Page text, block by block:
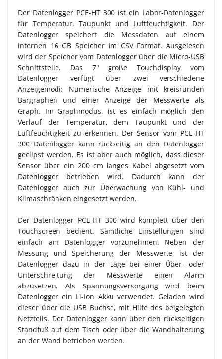
Der Datenlogger PCE-HT 300 ist ein Labor-Datenlogger
für Temperatur, Taupunkt und Luftfeuchtigkeit. Der
Datenlogger speichert die Messdaten auf einem
internen 16 GB Speicher im CSV Format. Ausgelesen
wird der Speicher vom Datenlogger über die Micro-USB
Schnittstelle. Das 7" große Touchdisplay vom
Datenlogger verfügt über zwei verschiedene
Anzeigemodi: Numerische Anzeige mit kreisrunden
Bargraphen und einer Anzeige der Messwerte als
Graph. Im Graphmodus, ist es einfach möglich den
Verlauf der Temperatur, dem Taupunkt und der
Luftfeuchtigkeit zu erkennen. Der Sensor vom PCE-HT
300 Datenlogger kann rückseitig an den Datenlogger
geclipst werden. Es ist aber auch möglich, dass dieser
Sensor über ein 200 cm langes Kabel abgesetzt vom
Datenlogger betrieben wird. Dadurch kann der
Datenlogger auch zur Überwachung von Kühl- und
Klimaschränken eingesetzt werden.
Der Datenlogger PCE-HT 300 wird komplett über den
Touchscreen bedient. Sämtliche Einstellungen sind
einfach am Datenlogger vorzunehmen. Neben der
Messung und Speicherung der Messwerte, ist der
Datenlogger dazu in der Lage bei einer Über- oder
Unterschreitung der Messwerte einen Alarm
abzusetzen. Als Spannungsversorgung wird beim
Datenlogger ein Li-Ion Akku verwendet. Geladen wird
dieser über die USB Buchse, mit Hilfe des beigelegten
Netzteils. Der Datenlogger kann über den rückseitigen
Standfuß auf dem Tisch oder über die Wandhalterung
an der Wand betrieben werden.